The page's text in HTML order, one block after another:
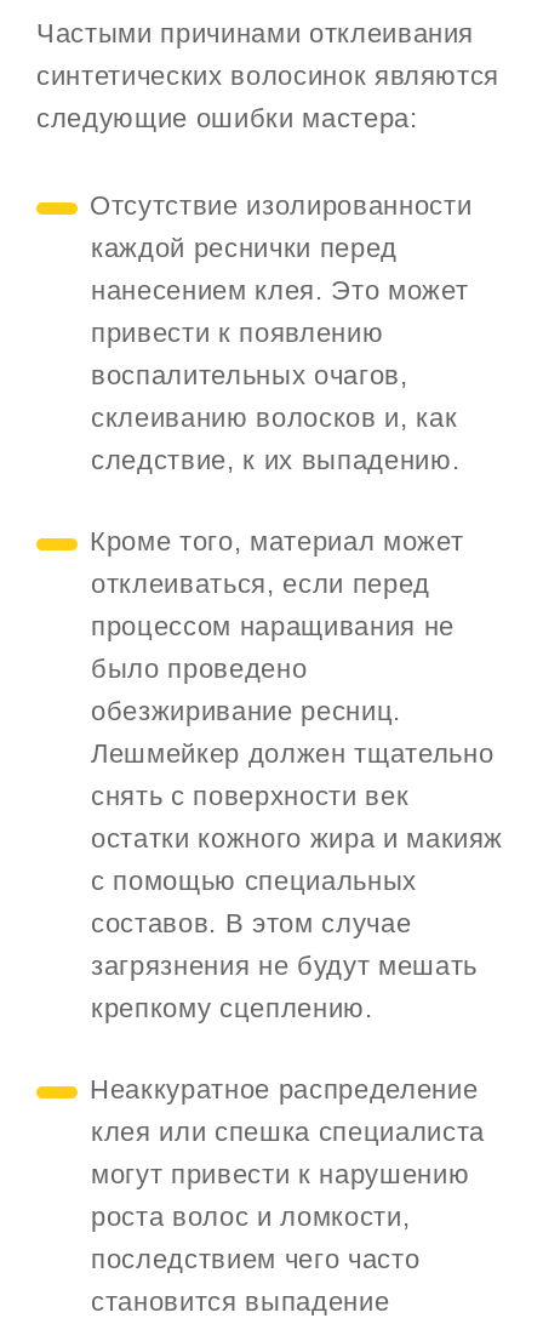
Частыми причинами отклеивания
синтетических волосинок являются
следующие ошибки мастера:
Отсутствие изолированности
каждой реснички перед
нанесением клея. Это может
привести к появлению
воспалительных очагов,
склеиванию волосков и, как
следствие, к их выпадению.
Кроме того, материал может
отклеиваться, если перед
процессом наращивания не
было проведено
обезжиривание ресниц.
Лешмейкер должен тщательно
снять с поверхности век
остатки кожного жира и макияж
с помощью специальных
составов. В этом случае
загрязнения не будут мешать
крепкому сцеплению.
Неаккуратное распределение
клея или спешка специалиста
могут привести к нарушению
роста волос и ломкости,
последствием чего часто
становится выпадение